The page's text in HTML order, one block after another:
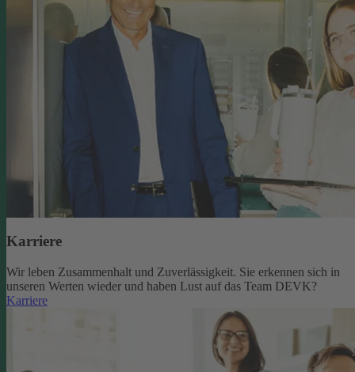
Karriere
Wir leben Zusammenhalt und Zuverlässigkeit. Sie erkennen sich in
unseren Werten wieder und haben Lust auf das Team DEVK?
Karriere